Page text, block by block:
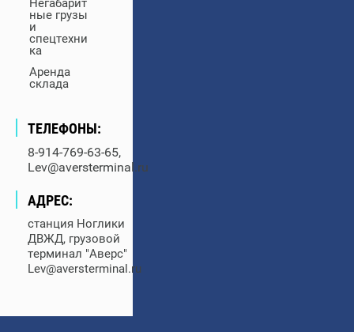
ные грузы
и
спецтехни
ка
Аренда
склада
ТЕЛЕФОНЫ:
8-914-769-63-65,
Lev@aversterminal.ru
АДРЕС:
станция Ноглики
ДВЖД, грузовой
терминал "Аверс"
Lev@aversterminal.ru